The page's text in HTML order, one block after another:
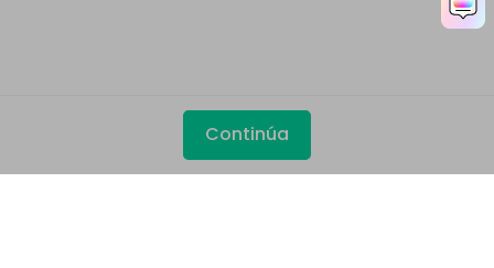
Continúa